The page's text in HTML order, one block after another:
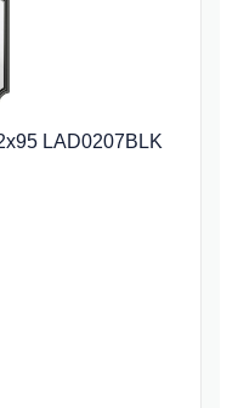
LAD0207BLK